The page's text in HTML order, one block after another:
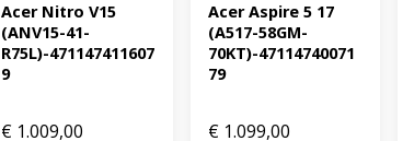
Acer Nitro V15
(ANV15-41-
R75L)-471147411607
9
€ 1.009,00
Acer Aspire 5 17
(A517-58GM-
70KT)-47114740071
79
€1.099,00